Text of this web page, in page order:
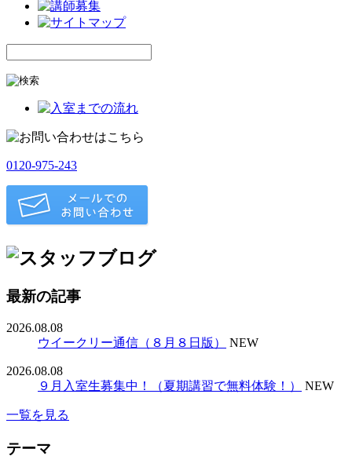
0120-975-243
最新の記事
2026.08.08
ウイークリー通信（８月８日版）
NEW
2026.08.08
９月入室生募集中！（夏期講習で無料体験！）
NEW
一覧を見る
テーマ